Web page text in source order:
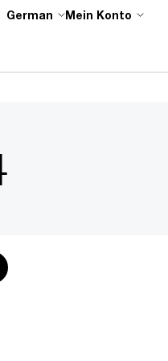
German Mein Konto
teilen
kopieren